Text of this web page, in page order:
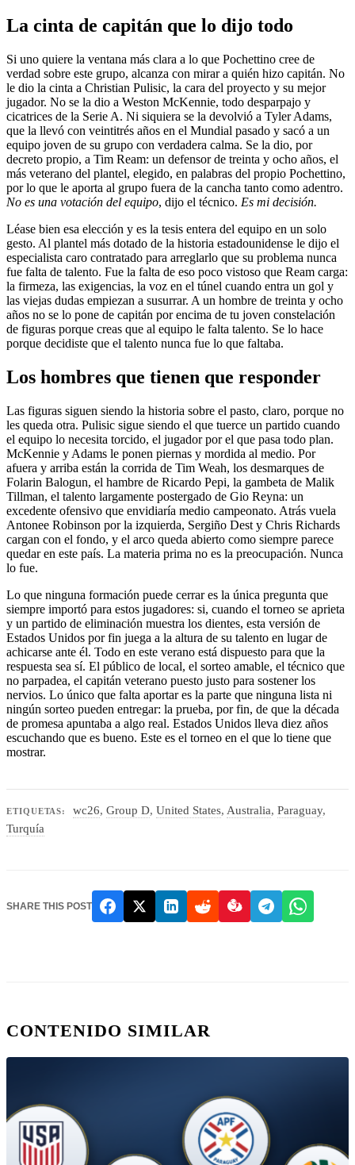
La cinta de capitán que lo dijo todo
Si uno quiere la ventana más clara a lo que Pochettino cree de
verdad sobre este grupo, alcanza con mirar a quién hizo capitán. No
le dio la cinta a Christian Pulisic, la cara del proyecto y su mejor
jugador. No se la dio a Weston McKennie, todo desparpajo y
cicatrices de la Serie A. Ni siquiera se la devolvió a Tyler Adams,
que la llevó con veintitrés años en el Mundial pasado y sacó a un
equipo joven de su grupo con verdadera calma. Se la dio, por
decreto propio, a Tim Ream: un defensor de treinta y ocho años, el
más veterano del plantel, elegido, en palabras del propio Pochettino,
por lo que le aporta al grupo fuera de la cancha tanto como adentro.
No es una votación del equipo, dijo el técnico. Es mi decisión.
Léase bien esa elección y es la tesis entera del equipo en un solo
gesto. Al plantel más dotado de la historia estadounidense le dijo el
especialista caro contratado para arreglarlo que su problema nunca
fue falta de talento. Fue la falta de eso poco vistoso que Ream carga:
la firmeza, las exigencias, la voz en el túnel cuando entra un gol y
las viejas dudas empiezan a susurrar. A un hombre de treinta y ocho
años no se lo pone de capitán por encima de tu joven constelación
de figuras porque creas que al equipo le falta talento. Se lo hace
porque decidiste que el talento nunca fue lo que faltaba.
Los hombres que tienen que responder
Las figuras siguen siendo la historia sobre el pasto, claro, porque no
les queda otra. Pulisic sigue siendo el que tuerce un partido cuando
el equipo lo necesita torcido, el jugador por el que pasa todo plan.
McKennie y Adams le ponen piernas y mordida al medio. Por
afuera y arriba están la corrida de Tim Weah, los desmarques de
Folarin Balogun, el hambre de Ricardo Pepi, la gambeta de Malik
Tillman, el talento largamente postergado de Gio Reyna: un
excedente ofensivo que envidiaría medio campeonato. Atrás vuela
Antonee Robinson por la izquierda, Sergiño Dest y Chris Richards
cargan con el fondo, y el arco queda abierto como siempre parece
quedar en este país. La materia prima no es la preocupación. Nunca
lo fue.
Lo que ninguna formación puede cerrar es la única pregunta que
siempre importó para estos jugadores: si, cuando el torneo se aprieta
y un partido de eliminación muestra los dientes, esta versión de
Estados Unidos por fin juega a la altura de su talento en lugar de
achicarse ante él. Todo en este verano está dispuesto para que la
respuesta sea sí. El público de local, el sorteo amable, el técnico que
no parpadea, el capitán veterano puesto justo para sostener los
nervios. Lo único que falta aportar es la parte que ninguna lista ni
ningún sorteo pueden entregar: la prueba, por fin, de que la década
de promesa apuntaba a algo real. Estados Unidos lleva diez años
escuchando que es bueno. Este es el torneo en el que lo tiene que
mostrar.
ETIQUETAS: wc26, Group D, United States, Australia, Paraguay,
Turquía
SHARE THIS POST
CONTENIDO SIMILAR